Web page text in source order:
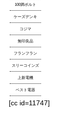
100満ボルト
ケーズデンキ
コジマ
無印良品
フランフラン
スリーコインズ
上新電機
ベスト電器
[cc id=11747]